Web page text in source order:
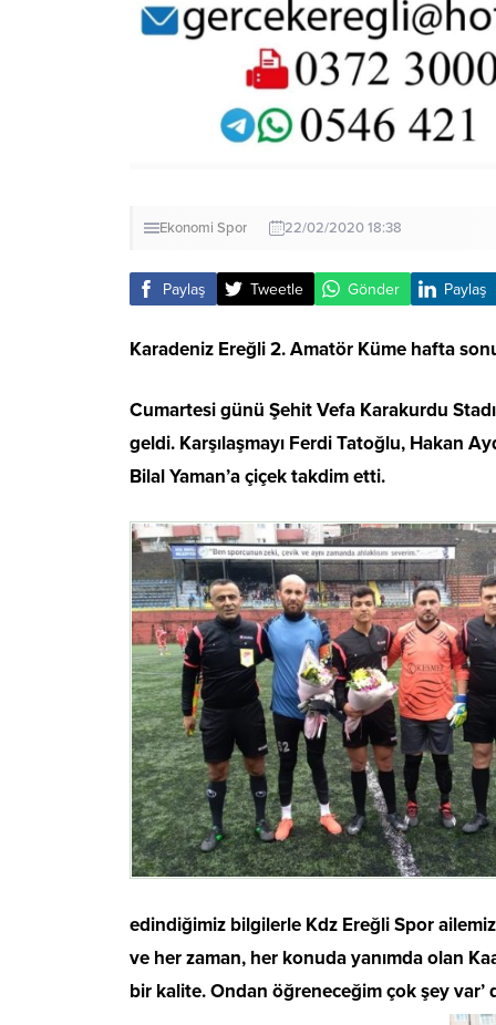
Ekonomi Spor 22/02/2020 18:38
Paylaş Tweetle Gönder Paylaş
Karadeniz Ereğli 2. Amatör Küme hafta
Cumartesi günü Şehit Vefa Karakurdu
geldi. Karşılaşmayı Ferdi Tatoğlu, Hakan
Bilal Yaman’a çiçek takdim etti.
edindiğimiz bilgilerle Kdz Ereğli Spor
ve her zaman, her konuda yanımda olan
bir kalite. Ondan öğreneceğim çok şey